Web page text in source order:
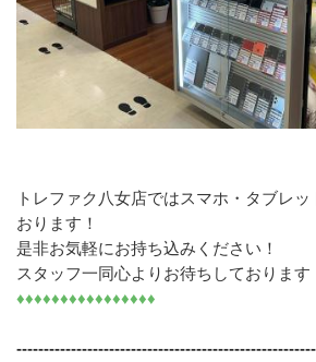
トレファク八女店ではスマホ・タブレ
おります！
是非お気軽にお持ち込みください！
スタッフ一同心よりお待ちしております
♦♦♦♦♦♦♦♦♦♦♦♦♦♦♦♦